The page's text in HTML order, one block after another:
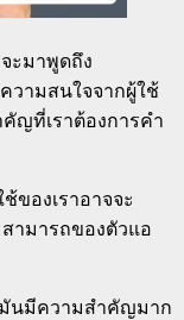
ะมาพูดถึง
วามสนใจจากผู้ใช้
ญที่เราต้องการคำ
ของเราอาจจะ
ามารถของตัวแอ
มันมีความสำคัญมาก